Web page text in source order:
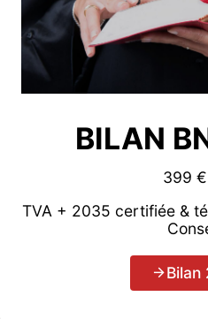
BILAN
399
TVA + 2035 certifiée &
Bilan